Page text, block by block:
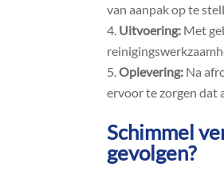
van aanpak op te
Uitvoering: Met
Oplevering: Na
ervoor te zorgen dat
Schimmel
gevolgen?